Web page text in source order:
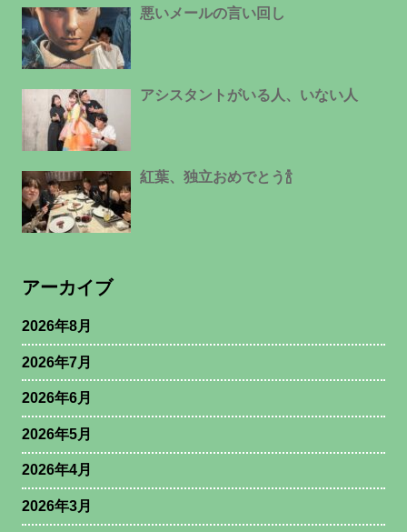
悪いメールの言い回し
アシスタントがいる人、いない人
紅葉、独立おめでとう🍾
アーカイブ
2026年8月
2026年7月
2026年6月
2026年5月
2026年4月
2026年3月